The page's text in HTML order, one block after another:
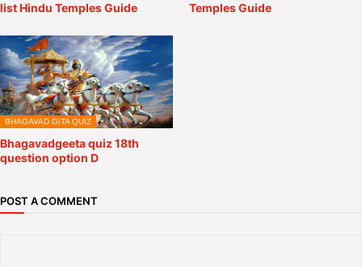
list Hindu Temples Guide
Temples Guide
BHAGAVAD GITA QUIZ
Bhagavadgeeta quiz 18th
question option D
POST A COMMENT